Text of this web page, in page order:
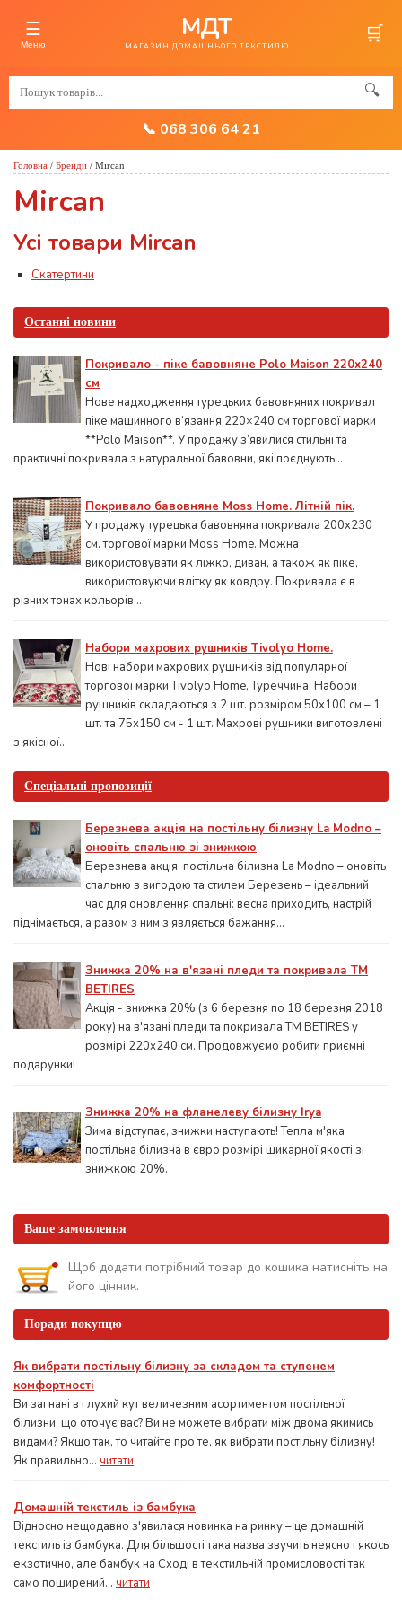
☰
Меню
МДТ
МАГАЗИН ДОМАШНЬОГО ТЕКСТИЛЮ 🛒
🔍
📞 068 306 64 21
Останні новини
Покривало - піке бавовняне Polo Maison 220х240
см
Нове надходження турецьких бавовняних покривал
піке машинного в’язання 220×240 см торгової марки
**Polo Maison**. У продажу з’явилися стильні та
практичні покривала з натуральної бавовни, які поєднують...
Покривало бавовняне Moss Home. Літній пік.
У продажу турецька бавовняна покривала 200x230
см. торгової марки Moss Home. Можна
використовувати як ліжко, диван, а також як піке,
використовуючи влітку як ковдру. Покривала є в
різних тонах кольорів...
Набори махрових рушників Tivolyo Home.
Нові набори махрових рушників від популярної
торгової марки Tivolyo Home, Туреччина. Набори
рушників складаються з 2 шт. розміром 50x100 см – 1
шт. та 75х150 см - 1 шт. Махрові рушники виготовлені
з якісної...
Спеціальні пропозиції
Березнева акція на постільну білизну La Modno –
оновіть спальню зі знижкою
Березнева акція: постільна білизна La Modno – оновіть
спальню з вигодою та стилем Березень – ідеальний
час для оновлення спальні: весна приходить, настрій
піднімається, а разом з ним з’являється бажання...
Знижка 20% на в'язані пледи та покривала ТМ
BETIRES
Акція - знижка 20% (з 6 березня по 18 березня 2018
року) на в'язані пледи та покривала ТМ BETIRES у
розмірі 220х240 см. Продовжуємо робити приємні
подарунки!
Знижка 20% на фланелеву білизну Irya
Зима відступає, знижки наступають! Тепла м'яка
постільна білизна в євро розмірі шикарної якості зі
знижкою 20%.
Головна / Бренди / Mircan
Mircan
Усі товари Mircan
Скатертини
Ваше замовлення
Щоб додати потрібний товар до кошика натисніть на
його цінник.
Поради покупцю
Як вибрати постільну білизну за складом та ступенем
комфортності
Ви загнані в глухий кут величезним асортиментом постільної
білизни, що оточує вас? Ви не можете вибрати між двома якимись
видами? Якщо так, то читайте про те, як вибрати постільну білизну!
Як правильно... читати
Домашній текстиль із бамбука
Відносно нещодавно з'явилася новинка на ринку – це домашній
текстиль із бамбука. Для більшості така назва звучить неясно і якось
екзотично, але бамбук на Сході в текстильній промисловості так
само поширений... читати